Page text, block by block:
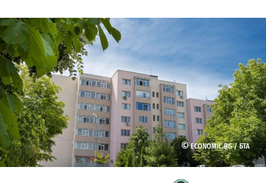
©ECONOMIC.BG /БТА